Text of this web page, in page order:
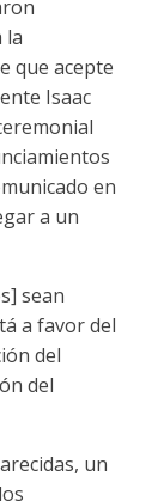
la
que acepte
Isaac
en
a un
sean
a favor del
del
del
un